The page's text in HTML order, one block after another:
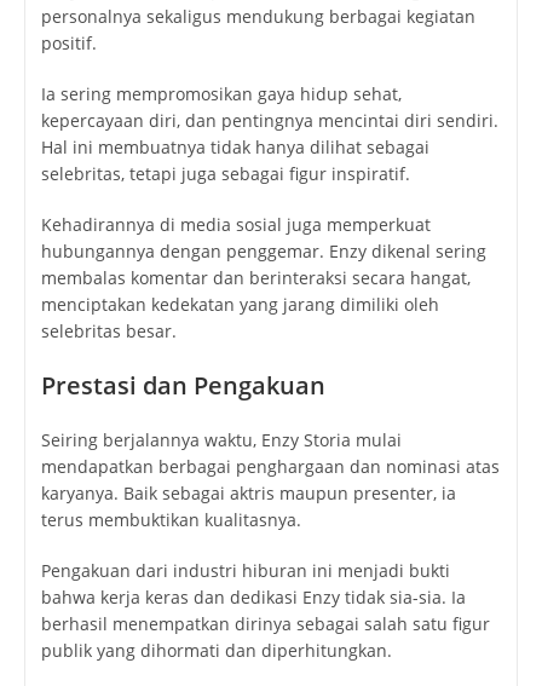
personalnya sekaligus mendukung berbagai kegiatan
positif.
Ia sering mempromosikan gaya hidup sehat,
kepercayaan diri, dan pentingnya mencintai diri sendiri.
Hal ini membuatnya tidak hanya dilihat sebagai
selebritas, tetapi juga sebagai figur inspiratif.
Kehadirannya di media sosial juga memperkuat
hubungannya dengan penggemar. Enzy dikenal sering
membalas komentar dan berinteraksi secara hangat,
menciptakan kedekatan yang jarang dimiliki oleh
selebritas besar.
Prestasi dan Pengakuan
Seiring berjalannya waktu, Enzy Storia mulai
mendapatkan berbagai penghargaan dan nominasi atas
karyanya. Baik sebagai aktris maupun presenter, ia
terus membuktikan kualitasnya.
Pengakuan dari industri hiburan ini menjadi bukti
bahwa kerja keras dan dedikasi Enzy tidak sia-sia. Ia
berhasil menempatkan dirinya sebagai salah satu figur
publik yang dihormati dan diperhitungkan.